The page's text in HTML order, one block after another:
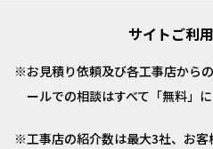
サイトご利
お見積り依頼及び各工事店から
ールでの相談はすべて「無料」に
工事店の紹介数は最大3社、お